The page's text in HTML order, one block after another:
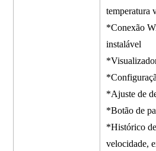
temperatura
*Conexão
instalável
*Ajuste de
*Botão de
*Histórico
velocidade,